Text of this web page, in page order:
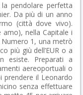
pendolare perfetta
Da più di un anno
(città dove vivo).
nella Capitale i
1, una metrò
più giù dell’EUR o a
esiste. Preparati a
aereoportuali o
prendere il Leonardo
senza effettuare